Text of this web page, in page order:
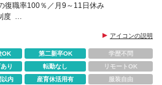
復職率100％／月9～11日休み
度
アイコンの説明
OK 第二新卒OK
学歴不問
り 転勤なし
リモートOK
内 産育休活用有
服装自由